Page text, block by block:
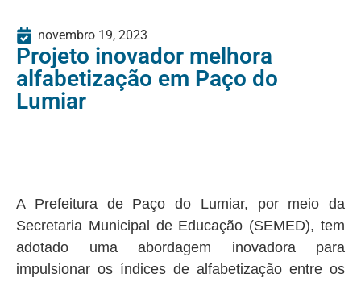
novembro 19, 2023
Projeto inovador melhora
alfabetização em Paço do
Lumiar
A Prefeitura de Paço do Lumiar, por meio da
Secretaria Municipal de Educação (SEMED), tem
adotado uma abordagem inovadora para
impulsionar os índices de alfabetização entre os